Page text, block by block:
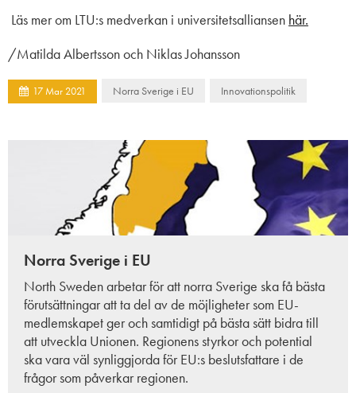
Läs mer om LTU:s medverkan i universitetsalliansen här.
/Matilda Albertsson och Niklas Johansson
17Mar 2021 Norra Sverige i EU Innovationspolitik
Norra Sverige i EU
North Sweden arbetar för att norra Sverige ska få bästa
förutsättningar att ta del av de möjligheter som EU-
medlemskapet ger och samtidigt på bästa sätt bidra till
att utveckla Unionen. Regionens styrkor och potential
ska vara väl synliggjorda för EU:s beslutsfattare i de
frågor som påverkar regionen.